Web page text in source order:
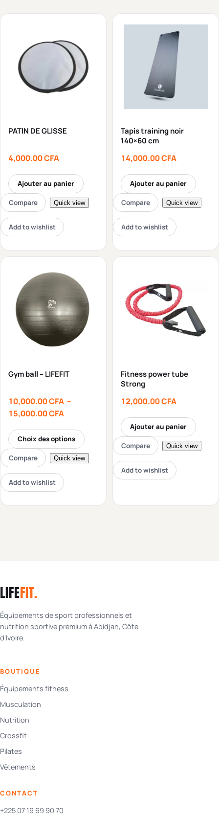
PATIN DE GLISSE
4,000.00CFA
Ajouter au panier
Compare Quick view
Add to wishlist
Tapis training noir
140×60 cm
14,000.00CFA
Ajouter au panier
Compare Quick view
Add to wishlist
Gym ball – LIFEFIT
10,000.00CFA –
15,000.00CFA
Choix des options
Compare Quick view
Add to wishlist
Fitness power tube
Strong
12,000.00CFA
Ajouter au panier
Compare Quick view
Add to wishlist
LIFEFIT.
Équipements de sport professionnels et
nutrition sportive premium à Abidjan, Côte
d'Ivoire.
BOUTIQUE
Équipements fitness
Musculation
Nutrition
Crossfit
Pilates
Vêtements
CONTACT
+225 07 19 69 90 70